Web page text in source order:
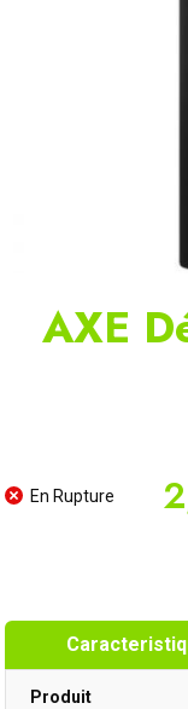
AXE
En Rupture
Produit